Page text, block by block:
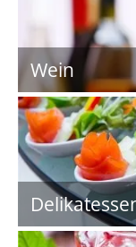
Wein